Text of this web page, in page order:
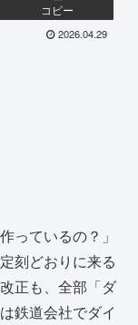
コピー
2026.04.29
っているの？」
刻どおりに来る
正も、全部「ダ
鉄道会社でダイ